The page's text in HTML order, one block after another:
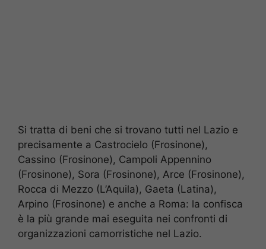
Si tratta di beni che si trovano tutti nel Lazio e
precisamente a Castrocielo (Frosinone),
Cassino (Frosinone), Campoli Appennino
(Frosinone), Sora (Frosinone), Arce (Frosinone),
Rocca di Mezzo (L’Aquila), Gaeta (Latina),
Arpino (Frosinone) e anche a Roma: la confisca
è la più grande mai eseguita nei confronti di
organizzazioni camorristiche nel Lazio.